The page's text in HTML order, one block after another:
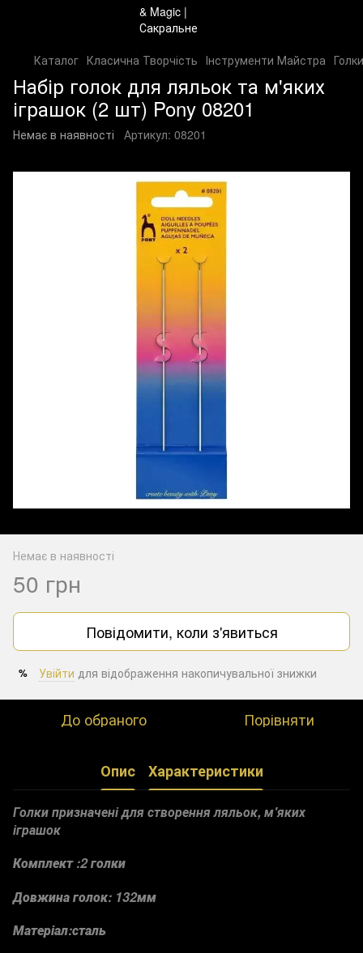
Каталог Класична Творчість Інструменти Майстра Голки
Набір голок для ляльок та м'яких
іграшок (2 шт) Pony 08201
Немає в наявності Артикул: 08201
Немає в наявності
50 грн
Повідомити, коли з'явиться
% Увійти для відображення накопичувальної знижки
До обраного Порівняти
Опис Характеристики
Голки призначені для створення ляльок, м'яких
іграшок
Комплект :2 голки
Довжина голок: 132мм
Матеріал:сталь